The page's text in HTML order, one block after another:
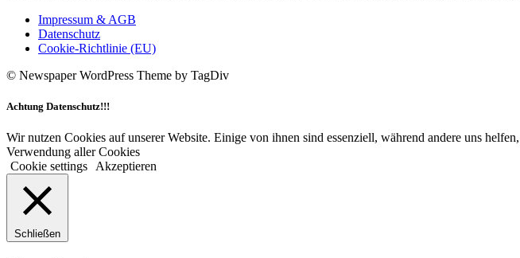
Impressum & AGB
Datenschutz
Cookie-Richtlinie (EU)
© Newspaper WordPress Theme by TagDiv
Achtung Datenschutz!!!
Wir nutzen Cookies auf unserer Website. Einige von ihnen sind essenziell, während andere uns
Verwendung aller Cookies
Cookie settings
Akzeptieren
Schließen